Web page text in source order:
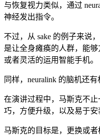
与恢复视力类似，通过
神经发出指令。
不过，从 sake 的例子来说
是让全身瘫痪的人群，能够
或者灵活的运用智能手机。
同样，neuralink 的脑机还
在演讲过程中，马斯克不
巧，方便升级，以及易于安
马斯克的目标是，更换或